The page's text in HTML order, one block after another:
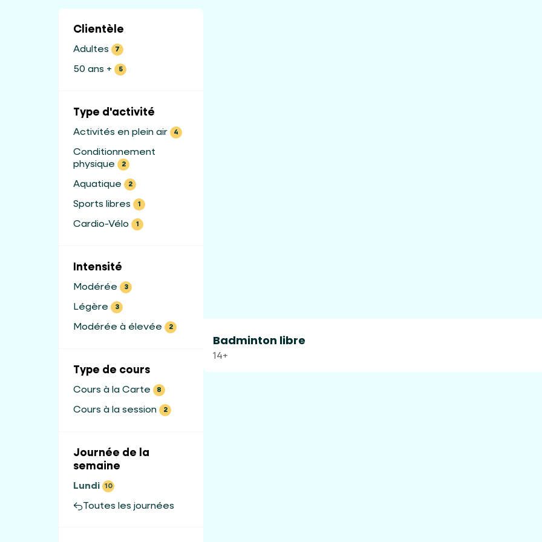
Clientèle
Adultes 7
50 ans + 5
Type d'activité
Activités en plein air 4
Conditionnement
physique
2
Aquatique 2
Sports libres 1
Cardio-Vélo 1
Intensité
Modérée 3
Légère 3
Modérée à élevée 2
Type de cours
Cours à la Carte 8
Cours à la session 2
Journée de la
semaine
Lundi 10
Toutes les journées
Badminton libre
14+